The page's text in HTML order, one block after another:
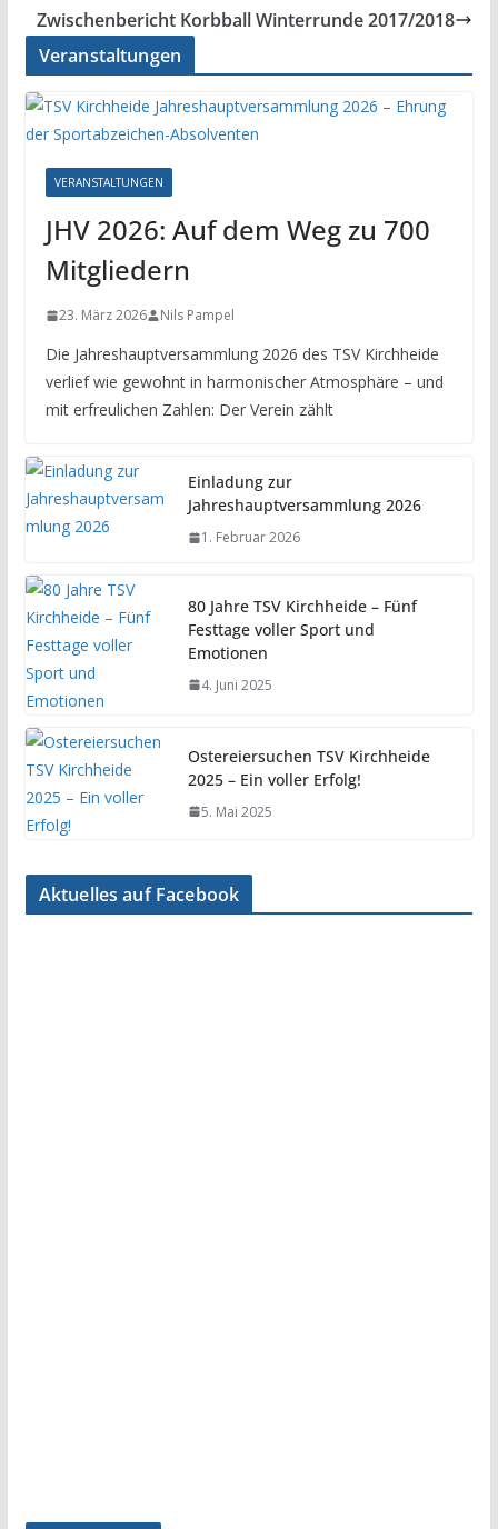
Zwischenbericht Korbball Winterrunde 2017/2018
Veranstaltungen
VERANSTALTUNGEN
JHV 2026: Auf dem Weg zu 700
Mitgliedern
23. März 2026 Nils Pampel
Die Jahreshauptversammlung 2026 des TSV Kirchheide
verlief wie gewohnt in harmonischer Atmosphäre – und
mit erfreulichen Zahlen: Der Verein zählt
Einladung zur
Jahreshauptversammlung 2026
1. Februar 2026
80 Jahre TSV Kirchheide – Fünf
Festtage voller Sport und
Emotionen
4. Juni 2025
Ostereiersuchen TSV Kirchheide
2025 – Ein voller Erfolg!
5. Mai 2025
Aktuelles auf Facebook